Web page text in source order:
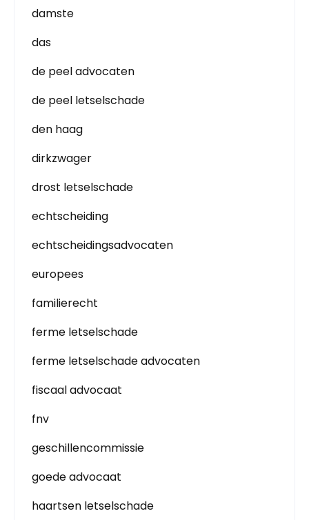
damste
das
de peel advocaten
de peel letselschade
den haag
dirkzwager
drost letselschade
echtscheiding
echtscheidingsadvocaten
europees
familierecht
ferme letselschade
ferme letselschade advocaten
fiscaal advocaat
fnv
geschillencommissie
goede advocaat
haartsen letselschade